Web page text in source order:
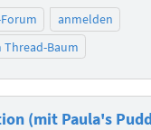
Forum
anmelden
Thread-Baum
(mit Paula's